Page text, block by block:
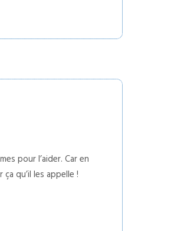
pour l’aider. Car en
qu’il les appelle !